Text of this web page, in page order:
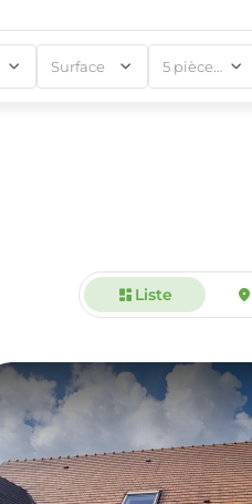
Surface 5 pièce(s)
2
Liste